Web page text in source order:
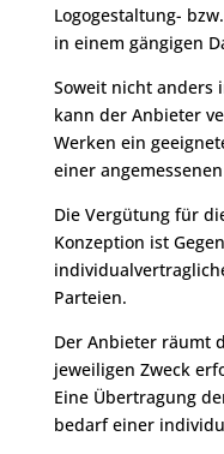
Logogestaltung-
in einem gängigen
Soweit nicht anders
kann der Anbieter
Werken ein
einer
Die Vergütung für
Konzeption ist
Parteien.
Der Anbieter räumt
jeweiligen Zweck
Eine Übertragung
bedarf einer